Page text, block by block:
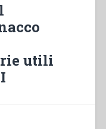
utili